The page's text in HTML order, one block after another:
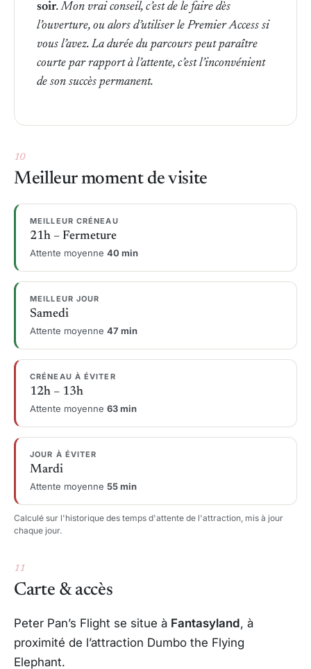
soir. Mon vrai conseil, c’est de le faire dès
l’ouverture, ou alors d’utiliser le Premier Access si
vous l’avez. La durée du parcours peut paraître
courte par rapport à l’attente, c’est l’inconvénient
de son succès permanent.
Voir la vidéo
10
Meilleur moment de visite
MEILLEUR CRÉNEAU
21h – Fermeture
Attente moyenne 40 min
MEILLEUR JOUR
Samedi
Attente moyenne 47 min
CRÉNEAU À ÉVITER
12h – 13h
Attente moyenne 63 min
JOUR À ÉVITER
Mardi
Attente moyenne 55 min
Calculé sur l'historique des temps d'attente de l'attraction, mis à jour
chaque jour.
11
Carte & accès
Peter Pan’s Flight se situe à Fantasyland, à
proximité de l’attraction Dumbo the Flying
Elephant.